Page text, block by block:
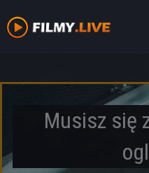
Musisz się